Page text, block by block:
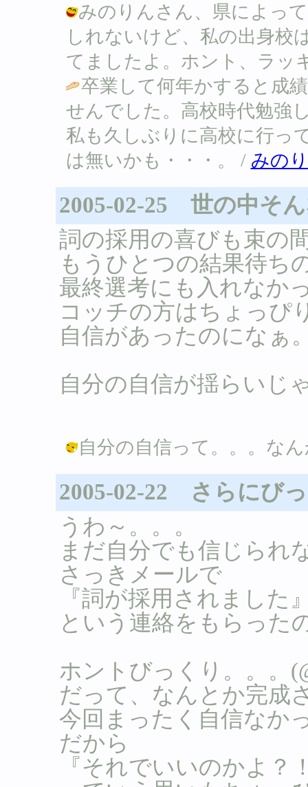
みのりんさん、県によっ
しれないけど、私の出身校
てましたよ。ホント、ラッ
卒業して何年かすると成
せんでした。高校時代勉強
私も久しぶりに高校に行っ
は無いかも・・・。 / みの
2005-02-25 世の中そ
詞の採用の喜びも束の
もうひとつの結果待ち
最終選考にも入れなか
コッチの方はちょっぴ
自信があったのになぁ
自分の自信が揺らいじ
自分の自信って。。。なん
2005-02-22 さらにび
うわ～。。。
まだ自分でも信じられ
さっきメールで
『詞が採用されました
という連絡をもらった
ホントびっくり。。。
だって、なんとか完成
今回まったく自信なか
だから
『それでいいのかよ？